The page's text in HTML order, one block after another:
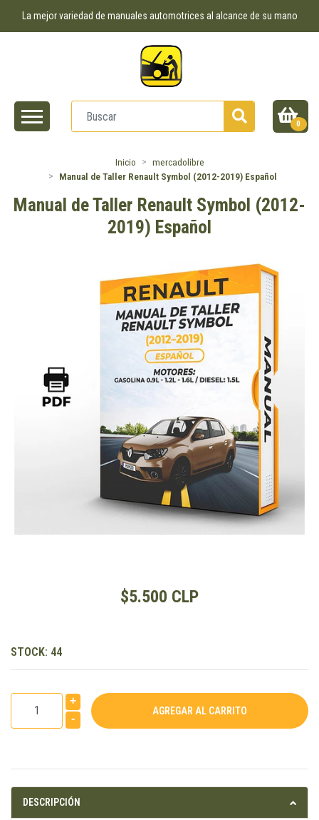
La mejor variedad de manuales automotrices al alcance de su mano
0
Inicio
mercadolibre
Manual de Taller Renault Symbol (2012-2019) Español
Manual de Taller Renault Symbol (2012-
2019) Español
$5.500 CLP
STOCK: 44
+
-
DESCRIPCIÓN